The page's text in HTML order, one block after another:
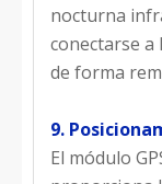
nocturna
conectarse a
de forma
9.
El módulo